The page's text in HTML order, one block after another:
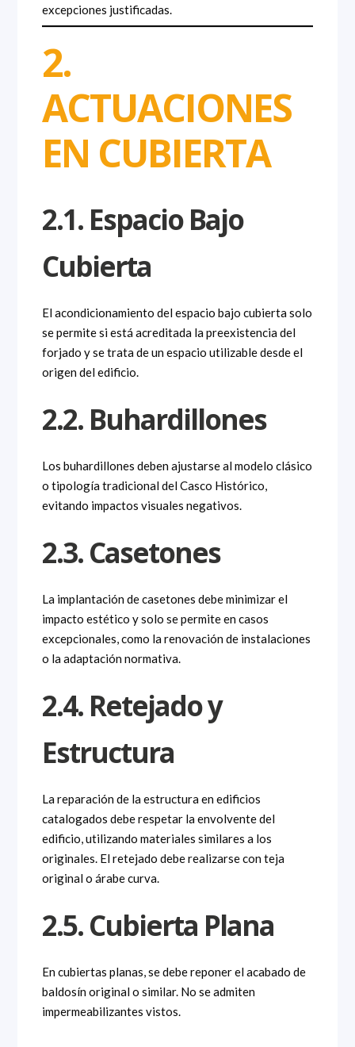
excepciones justificadas.
2.
ACTUACIONES
EN CUBIERTA
2.1. Espacio Bajo
Cubierta
El acondicionamiento del espacio bajo cubierta solo
se permite si está acreditada la preexistencia del
forjado y se trata de un espacio utilizable desde el
origen del edificio.
2.2. Buhardillones
Los buhardillones deben ajustarse al modelo clásico
o tipología tradicional del Casco Histórico,
evitando impactos visuales negativos.
2.3. Casetones
La implantación de casetones debe minimizar el
impacto estético y solo se permite en casos
excepcionales, como la renovación de instalaciones
o la adaptación normativa.
2.4. Retejado y
Estructura
La reparación de la estructura en edificios
catalogados debe respetar la envolvente del
edificio, utilizando materiales similares a los
originales. El retejado debe realizarse con teja
original o árabe curva.
2.5. Cubierta Plana
En cubiertas planas, se debe reponer el acabado de
baldosín original o similar. No se admiten
impermeabilizantes vistos.